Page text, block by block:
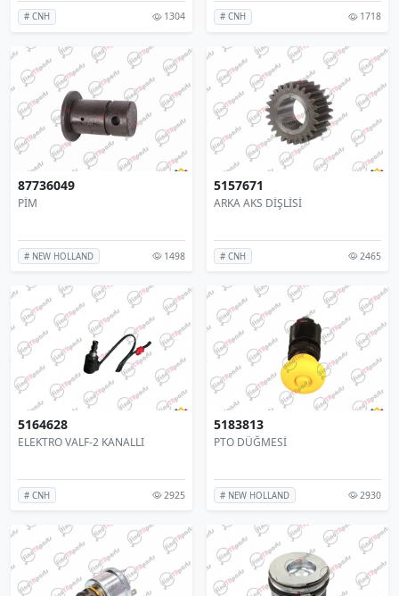
# CNH 1304 # CNH 1718
87736049
PİM
# NEW HOLLAND 1498
5157671
ARKA AKS DİŞLİSİ
# CNH 2465
5164628
ELEKTRO VALF-2 KANALLI
# CNH 2925
5183813
PTO DÜĞMESİ
# NEW HOLLAND 2930